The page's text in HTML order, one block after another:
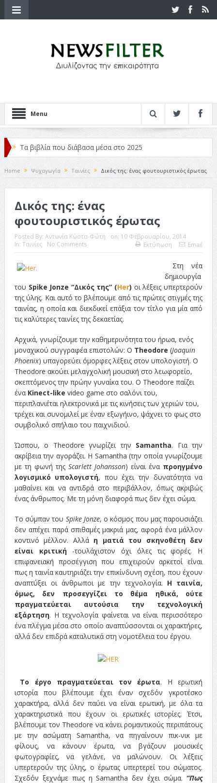
Menu
Τα βιβλία που διάβασα μέσα στο 2025
Κριτικές ταινιών: Ο Ντι Κάπριο και ο Λάνθιμος
Σχεδιασμός που «Μιλάει» Χωρίς Λέξεις
Σπιρτόκουτο: η απόλυτη αντισυμβατική καλοκαιρινή
ταινία
Το Top 5 της εβδομάδας #517
Η Φροντίδα Έχει Πολλές Μορφές: Κι Όλες Σε Αφορούν
Τρία Βήματα Μπροστά για Σένα και την Επιχείρησή σου
Όψεις και Απόψεις
Αξίζει άραγε?
Home Ψυχαγωγία Ταινίες Δικός της: ένας φουτουριστικός έρωτας
Δικός της: ένας
φουτουριστικός έρωτας
Posted By: Αντωνία Κώστα-Φώτη on: 10 Φεβρουαρίου, 2014
In: Ταινίες No Comments Εκτύπωση Email
Στη νέα
δημιουργία
του Spike Jonze “Δικός της” (Her) οι λέξεις υπερτερούν
της ύλης. Και αυτό το βλέπουμε από τις πρώτες στιγμές της
ταινίας, η οποία και διεκδικεί επάξια τον τίτλο για μία από
τις καλύτερες ταινίες της δεκαετίας.
Αρχικά, γνωρίζουμε την καθημερινότητα του ήρωα, ενός
μοναχικού συγγραφέα επιστολών: Ο Theodore (Joaquin
Phoenix) υπαγορεύει όμορφες λέξεις στον υπολογιστή. Ο
Τheodore ακούει μελαγχολική μουσική στο λεωφορείο,
σκεπτόμενος την πρώην γυναίκα του. Ο Theodore παίζει
ένα Kinect-like video game στο σαλόνι του,
περιπλανιέται ηλεκτρονικά με τις κινήσεις των χεριών του,
τρέχει και συνομιλεί με έναν εξωγήινο, ψάχνει το φως στο
συμβολικό σπήλαιο του παιχνιδιού.
Ώσπου, ο Theodore γνωρίζει την Samantha. Για την
ακρίβεια την αγοράζει. Η Samantha (την οποία γνωρίζουμε
με τη φωνή της Scarlett Johansson) είναι ένα προηγμένο
λογισμικό υπολογιστή, που έχει την δυνατότητα να
μαθαίνει και να αντιδρά στο περιβάλλον, όπως ακριβώς
ένας άνθρωπος. Με τη μόνη διαφορά πως δεν έχει σώμα.
Το σύμπαν του Spike Jonze, ο κόσμος που μας παρουσιάζει
δεν απέχει παρά σπιθαμές μακριά μας, αφορά ένα μάλλον
κοντινό μέλλον. Αλλάη ματιά του σκηνοθέτη δεν
είναι κριτική-τουλάχιστον όχι όλες τις φορές. Η
επιφανειακή προσέγγιση που επιχειρούν αρκετοί είναι
πως η ταινία καυτηριάζει την επικίνδυνη σχέση, που έχουν
αναπτύξει οι άνθρωποι με την τεχνολογία. Η ταινία,
όμως, δεν προσεγγίζει το θέμα ηθικά, ούτε
πραγματεύεται αυτούσια την τεχνολογική
εξάρτηση. Η τεχνολογία φαίνεται να είναι περισσότερο
ένα πλέγμα μέσα στο οποίο αναπτύσσονται οι χαρακτήρες,
αλλά δεν επιδρά καταλυτικά στη νομοτέλεια του έργου.
Το έργο πραγματεύεται τον έρωτα. Η ερωτική
ιστορία που βλέπουμε έχει έναν σχεδόν γκροτέσκο
χαρακτήρα, αλλά δεν παύει να είναι ερωτική, με όλα τα
χαρακτηριστικά που έχουν οι ερωτικές ιστορίες. Έτσι,
βλέπουμε τον Theodore να κάνει ρομαντικούς περιπάτους
με την ασώματη Samantha, να πηγαίνουν πικ-νικ με
φίλους, να κάνουν έρωτα, να βγάζουν μουσικές
φωτογραφίες, να γελάνε, να μαλώνουν. Oι λέξεις
υπερτερούν της ύλης, ο έρωτας υπερτερεί του σώματος.
Σχεδόν ξεχνάμε πως η Samantha δεν έχει σώμα. “Πως